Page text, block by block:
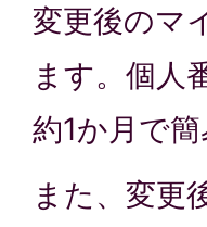
変更後のマ
ます。個人
約1か月で
また、変更